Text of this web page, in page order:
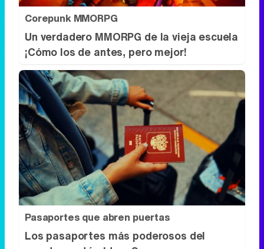
Corepunk MMORPG
Un verdadero MMORPG de la vieja escuela
¡Cómo los de antes, pero mejor!
Pasaportes que abren puertas
Los pasaportes más poderosos del